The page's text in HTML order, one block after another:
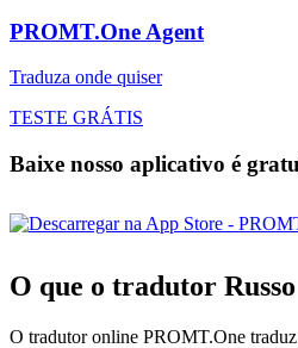
PROMT.One Agent
Traduza onde quiser
TESTE GRÁTIS
Baixe nosso aplicativo é
O que o tradutor
O tradutor online PROMT.One traduz